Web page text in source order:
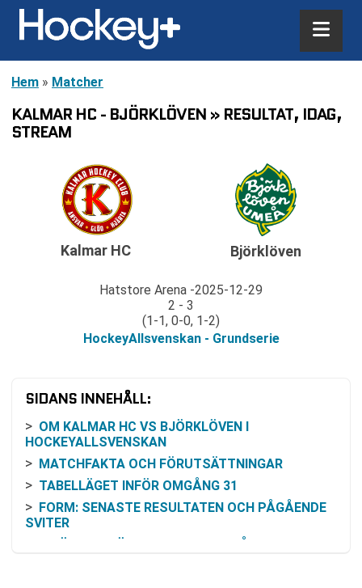
Hem » Matcher
KALMAR HC - BJÖRKLÖVEN » RESULTAT, IDAG,
STREAM
Kalmar HC
Hatstore Arena 2025-12-29
2 - 3
(1-1, 0-0, 1-2)
HockeyAllsvenskan - Grundserie
Björklöven
SIDANS INNEHÅLL:
OM KALMAR HC VS BJÖRKLÖVEN I
HOCKEYALLSVENSKAN
MATCHFAKTA OCH FÖRUTSÄTTNINGAR
TABELLÄGET INFÖR OMGÅNG 31
FORM: SENASTE RESULTATEN OCH PÅGÅENDE
SVITER